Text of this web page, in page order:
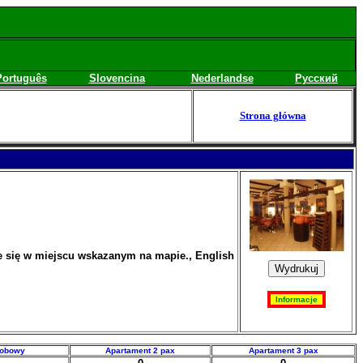
Slovencina Nederlandse Русский
Strona główna
się w miejscu wskazanym na mapie., English
Apartament 2 pax
Apartament 3 pax